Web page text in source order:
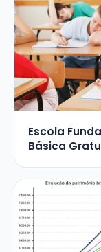
Escola
Básica